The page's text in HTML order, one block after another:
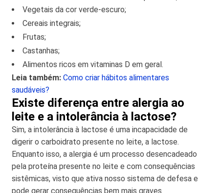
Vegetais da cor verde-escuro;
Cereais integrais;
Frutas;
Castanhas;
Alimentos ricos em vitaminas D em geral.
Leia também: Como criar hábitos alimentares
saudáveis?
Existe diferença entre alergia ao
leite e a intolerância à lactose?
Sim, a intolerância à lactose é uma incapacidade de
digerir o carboidrato presente no leite, a lactose.
Enquanto isso, a alergia é um processo desencadeado
pela proteína presente no leite e com consequências
sistêmicas, visto que ativa nosso sistema de defesa e
pode gerar consequências bem mais graves.